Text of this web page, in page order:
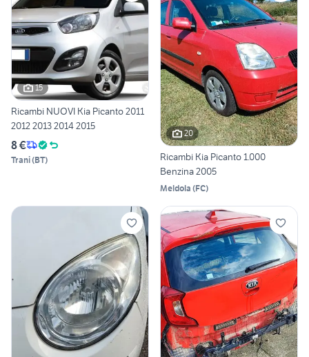
15
Ricambi NUOVI Kia Picanto 2011
2012 2013 2014 2015
8 €
Trani(BT)
20
Ricambi Kia Picanto 1.000
Benzina 2005
Meldola (FC)